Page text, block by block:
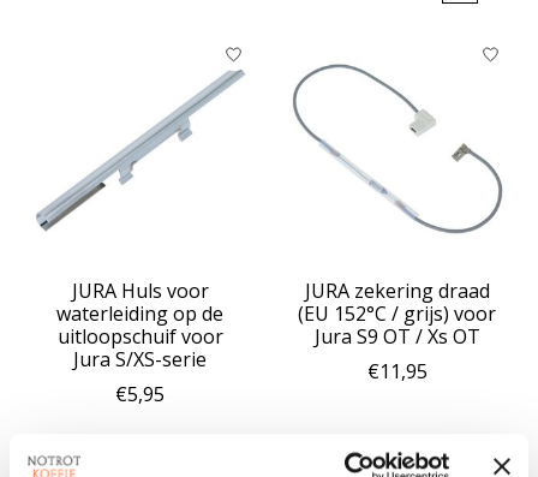
JURA Huls voor
waterleiding op de
uitloopschuif voor
Jura S/XS-serie
€5,95
JURA zekering draad
(EU 152°C / grijs) voor
Jura S9 OT / Xs OT
€11,95